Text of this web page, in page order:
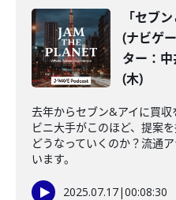
「セブ
(ナビゲ
ター：
(木)
去年からセブン&アイに買
ビニ大手がこのほど、提案
どうなっていくのか？流通
います。
2025.07.17|00:08:30